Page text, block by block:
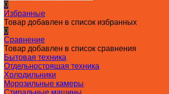
0
Избранные
Товар добавлен в список избранных
0
Сравнение
Товар добавлен в список сравнения
Бытовая техника
Отдельностоящая техника
Холодильники
Морозильные камеры
Стиральные машины